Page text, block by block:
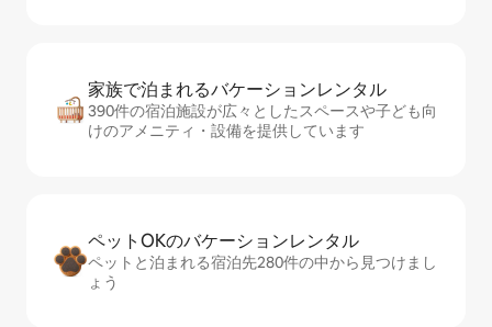
家族で泊まれるバ⁠ケ⁠ー⁠シ⁠ョ⁠ンレ⁠ン⁠タ⁠ル
390件の宿泊施設が広々としたスペースや子ども向
けのアメニティ・設備を提供しています
ペットOKのバ⁠ケ⁠ー⁠シ⁠ョ⁠ンレ⁠ン⁠タ⁠ル
ペットと泊まれる宿泊先280件の中から見つけまし
ょう